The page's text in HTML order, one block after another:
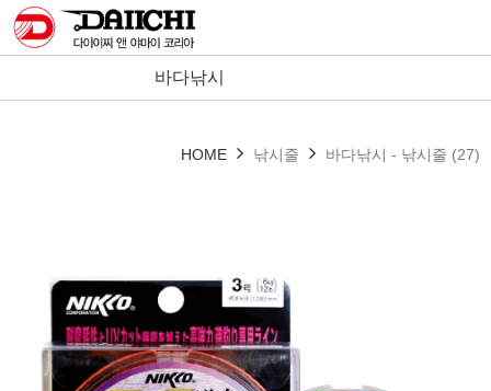
바다낚시
HOME 낚시줄 바다낚시 - 낚시줄 (27)